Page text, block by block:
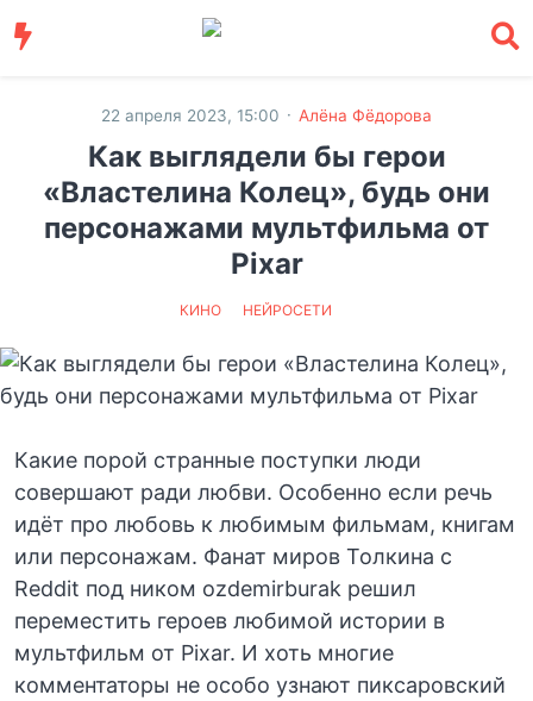
22 апреля 2023, 15:00 · Алёна Фёдорова
Как выглядели бы герои
«Властелина Колец», будь они
персонажами мультфильма от
Pixar
КИНО НЕЙРОСЕТИ
Какие порой странные поступки люди
совершают ради любви. Особенно если речь
идёт про любовь к любимым фильмам, книгам
или персонажам. Фанат миров Толкина с
Reddit под ником ozdemirburak решил
переместить героев любимой истории в
мультфильм от Pixar. И хоть многие
комментаторы не особо узнают пиксаровский